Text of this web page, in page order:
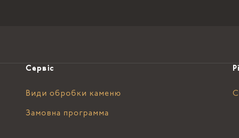
Сервіс
Види обробки каменю
Замовна программа